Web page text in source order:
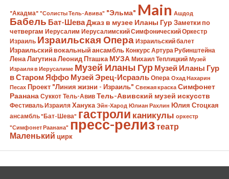
"Акадма" "Солисты Тель-Авива" "Эльма" Main Ашдод
Бабель Бат-ШеваДжаз в музее Иланы Гур Заметки по
четвергам Иерусалим Иерусалимский Симфонический Оркестр
Израиль Израильская Опера Израильский балет
Израильский вокальный ансамбль Конкурс Артура Рубинштейна
Лена Лагутина Леонид Пташка МУЗА Михаил Теплицкий Музей
Израиля в Иерусалиме Музей Иланы Гур Музей Иланы Гур
в Старом Яффо Музей Эрец-Исраэль Опера Охад Нахарин
Песах Проект "Линия жизни - Израиль" Свежая краска Симфонет
Раанана Суккот Тель-Авив Тель-Авивский музей искусств
Фестиваль Израиля Ханука Эйн-Харод Юлиан Рахлин Юлия Стоцкая
ансамбль "Бат-Шева" гастроли каникулы оркестр
"Симфонет Раанана" пресс-релизтеатр
Маленький цирк